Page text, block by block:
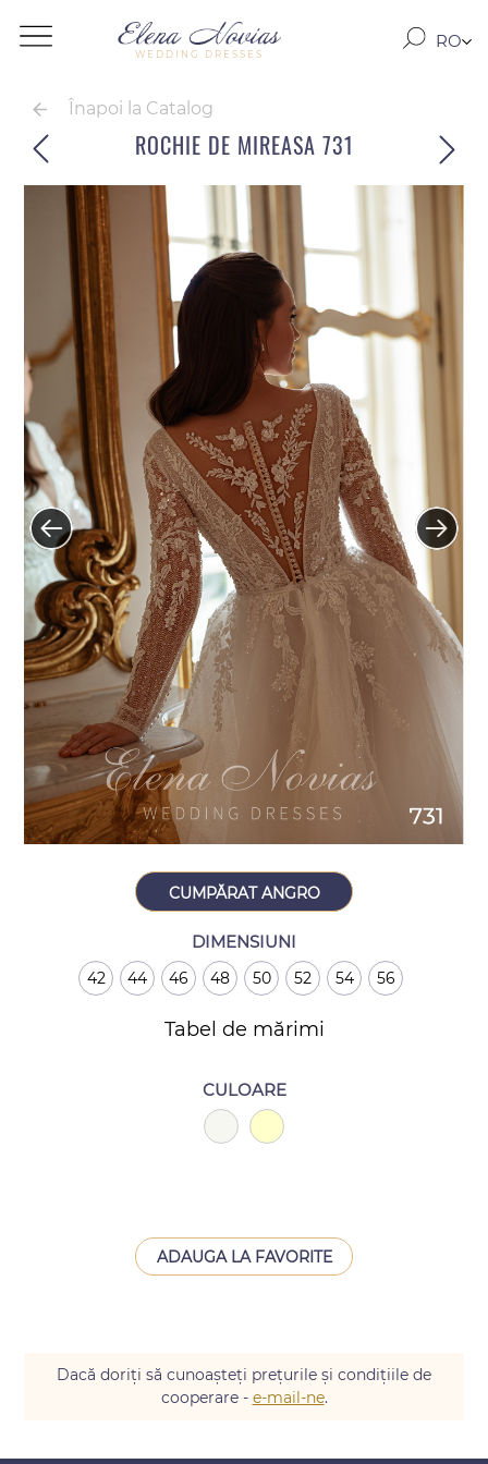
WEDDING DRESSES
RO
Înapoi la Catalog
ROCHIE DE MIREASA 731
CUMPĂRAT ANGRO
DIMENSIUNI
42 44 46 48 50 52 54 56
Tabel de mărimi
CULOARE
ADAUGA LA FAVORITE
Dacă doriți să cunoașteți prețurile și condițiile de
cooperare - e-mail-ne.